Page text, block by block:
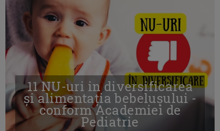
11 NU-uri in diversificarea
și alimentația bebelușului -
conform Academiei de
Pediatrie